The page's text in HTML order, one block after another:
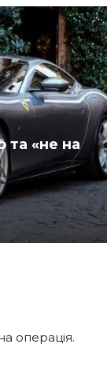
та «не на
операція.